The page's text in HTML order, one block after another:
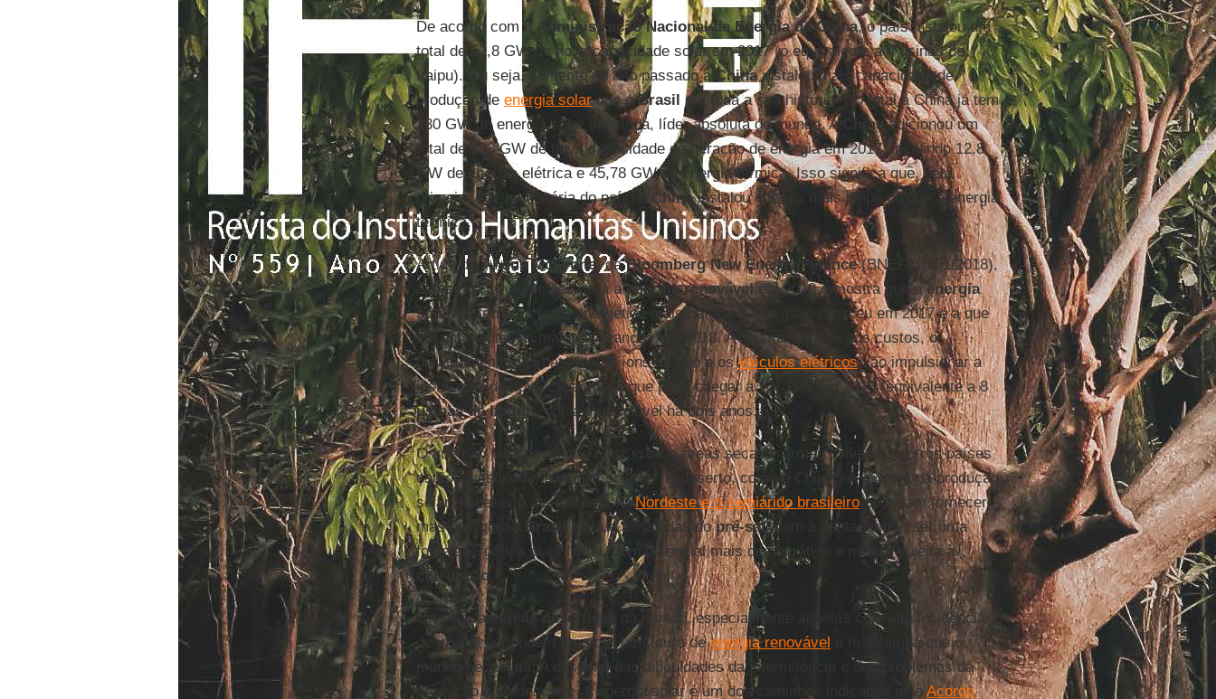
De acordo com a Administração Nacional de Energia da China, o país instalou um
total de 52,8 GW de nova capacidade solar em 2017 (o equivalente a 4 usinas de
Itaipu). Ou seja, somente no ano passado aChinainstalou mais capacidade de
produção de energia solarque oBrasil em toda a sua história. No total a China já tem
130 GW de energia solar instalada, líder absoluta do mundo. AChinaadicionou um
total de 133 GW de nova capacidade de geração de energia em 2017, incluindo 12,8
GW de energia elétrica e 45,78 GW de energia térmica. Isso significa que, pela
primeira vez na história do país, a
Chinainstalou energia mais limpa do que a energia
térmica.
Artigo deAngus McCrone, daBloomberg New Energy Finance(BNEF, 16/01/2018),
apresenta 10 previsões para aenergia renovávelem 2018 e mostra que aenergia
solarse tornou a fonte energética mais barata, a que mais cresceu em 2017 e a que
vai apresentar os maiores avanços em 2018. A contínua queda nos custos, o
barateamento das baterias de íons de lítio e osveículos elétricosvão impulsionar a
instalação de nova capacidade que pode chegar a 107 GW em 2018 (equivalente a 8
usinas de Itaipu ), coisa impensável há dois anos.
O que não falta no mundo é luz solar e áreas secas e ermas. Diversos outros países
estão investindo em usinas solares no deserto, como o Chile que avança na produção
solar no deserto de Atacama. ONordeste e o semiárido brasileiropoderiam fornecer
mas energia ao
Brasil do que as jazidas dopré-sal, com a vantagem de ser uma
fonte energética mais limpa, com potencial mais democrático e menos sujeita à
corrupção
Ou seja, as áreas desérticas
do mundo, especialmente aquelas com alta incidência
de insolação, podem fornecer um futuro deenergia renovável e mais limpa que o
mundo necessita. A despeito das dificuldades da intermitência e dos problemas da
produção e do descarte, a energia solar é um dos caminhos indicados pelo Acordo